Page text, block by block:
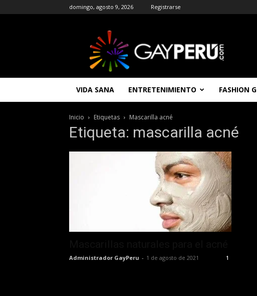
domingo, agosto 9, 2026 Registrarse
|
Entretenimiento
Noticias
Chat
Gay
Gratis
VIDA SANA ENTRETENIMIENTO FASHION G
Inicio Etiquetas Mascarilla acné
Etiqueta: mascarilla acné
Administrador GayPeru - 1 de agosto de 2021 1